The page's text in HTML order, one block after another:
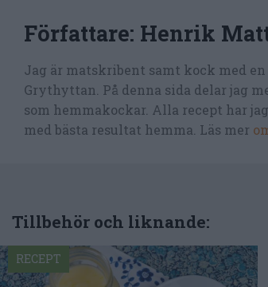
Författare: Henrik
Jag är matskribent samt kock med
Grythyttan. På denna sida delar jag
som hemmakockar. Alla recept har
med bästa resultat hemma. Läs mer
Tillbehör och liknande:
RECEPT